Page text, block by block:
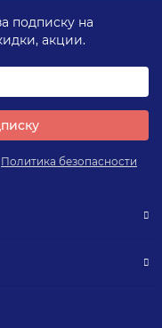
значительно
ведет к
оборудование
тепла
комфортные
затраты
подписку на
акции.
Политика безопасности